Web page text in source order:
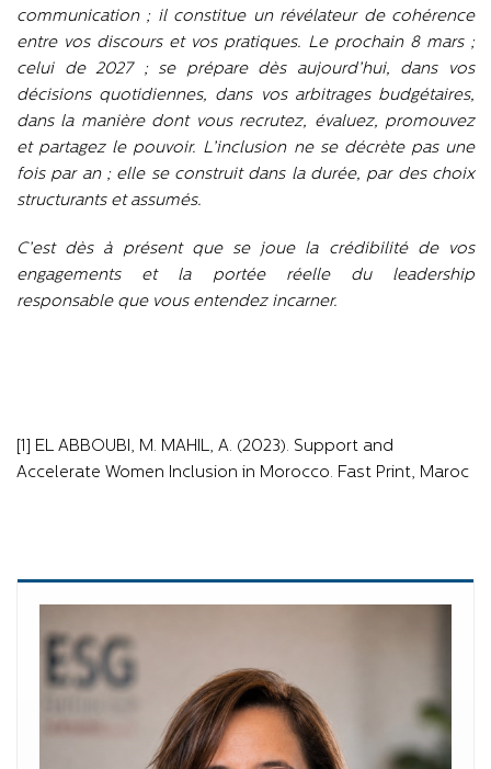
communication ; il constitue un révélateur de cohérence
entre vos discours et vos pratiques. Le prochain 8 mars ;
celui de 2027 ; se prépare dès aujourd’hui, dans vos
décisions quotidiennes, dans vos arbitrages budgétaires,
dans la manière dont vous recrutez, évaluez, promouvez
et partagez le pouvoir. L’inclusion ne se décrète pas une
fois par an ; elle se construit dans la durée, par des choix
structurants et assumés.
C’est dès à présent que se joue la crédibilité de vos
engagements et la portée réelle du leadership
responsable que vous entendez incarner.
[1] EL ABBOUBI, M. MAHIL, A. (2023). Support and
Accelerate Women Inclusion in Morocco. Fast Print, Maroc